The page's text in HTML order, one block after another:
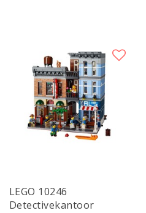
LEGO 10246
Detectivekantoor